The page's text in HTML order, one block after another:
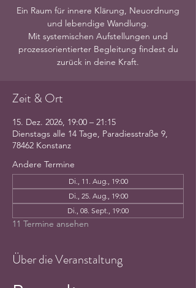
Ein Raum für innere Klärung, Neuordnung
und lebendige Wandlung.
Mit systemischen Aufstellungen und
prozessorientierter Begleitung findest du
zurück in deine Kraft.
Zeit & Ort
15. Dez. 2026, 19:00 – 21:15
Dienstags alle 14 Tage, Paradiesstraße 9,
78462 Konstanz
Andere Termine
Di., 11. Aug., 19:00
Di., 25. Aug., 19:00
Di., 08. Sept., 19:00
11 Termine ansehen
Über die Veranstaltung